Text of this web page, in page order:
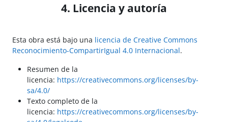
4. Licencia y autoría
Esta obra está bajo una licencia de Creative Commons
Reconocimiento-CompartirIgual 4.0 Internacional.
Resumen de la
licencia: https://creativecommons.org/licenses/by-
sa/4.0/
Texto completo de la
licencia: https://creativecommons.org/licenses/by-